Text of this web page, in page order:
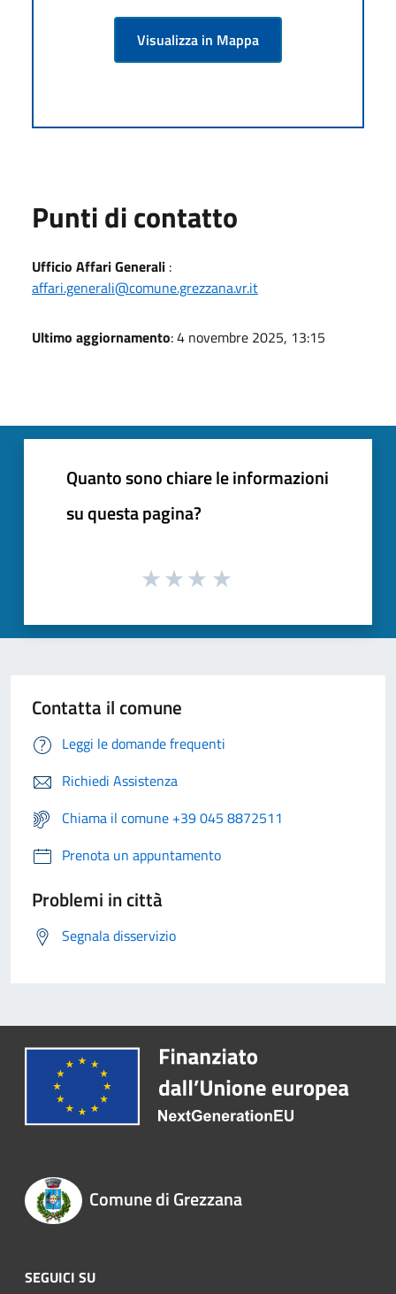
Visualizza in Mappa
Punti di contatto
Ufficio Affari Generali :
affari.generali@comune.grezzana.vr.it
Ultimo aggiornamento: 4 novembre 2025, 13:15
Quanto sono chiare le informazioni
su questa pagina?
Contatta il comune
Leggi le domande frequenti
Richiedi Assistenza
Chiama il comune +39 045 8872511
Prenota un appuntamento
Problemi in città
Segnala disservizio
Comune di Grezzana
SEGUICI SU